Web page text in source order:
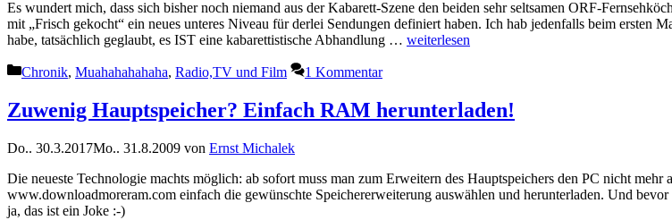
Es wundert mich, dass sich bisher noch niemand aus der Kabarett-Szene den beiden sehr seltsamen ORF-
mit „Frisch gekocht“ ein neues unteres Niveau für derlei Sendungen definiert haben. Ich hab jedenfalls beim ersten
habe, tatsächlich geglaubt, es IST eine kabarettistische Abhandlung … weiterlesen
Kategorien
Chronik, Muahahahahaha, Radio,TV und Film 1 Kommentar
Zuwenig Hauptspeicher? Einfach RAM herunterladen!
Do.. 30.3.2017Mo.. 31.8.2009 von Ernst Michalek
Die neueste Technologie machts möglich: ab sofort muss man zum Erweitern des Hauptspeichers den PC nicht mehr
www.downloadmoreram.com einfach die gewünschte Speichererweiterung auswählen und herunterladen. Und
ja, das ist ein Joke :-)